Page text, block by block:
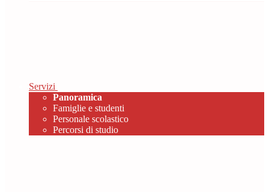
Servizi
Panoramica
Famiglie e studenti
Personale scolastico
Percorsi di studio